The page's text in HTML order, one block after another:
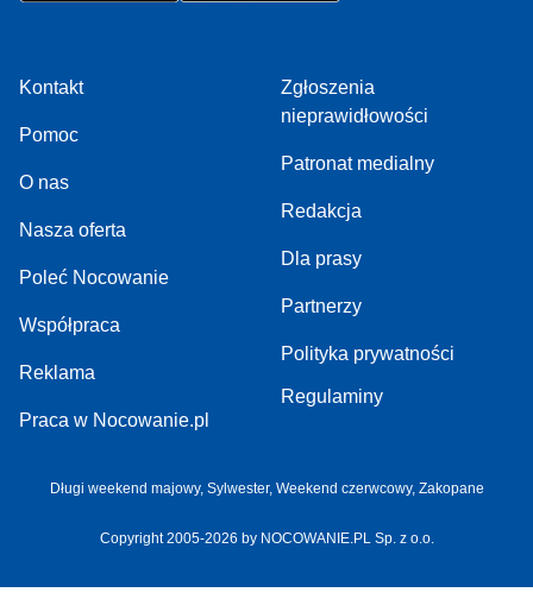
Kontakt
Pomoc
O nas
Nasza oferta
Poleć Nocowanie
Współpraca
Reklama
Praca w Nocowanie.pl
Zgłoszenia
nieprawidłowości
Patronat medialny
Redakcja
Dla prasy
Partnerzy
Polityka prywatności
Regulaminy
Długi weekend majowy, Sylwester, Weekend czerwcowy, Zakopane
Copyright 2005-2026 by NOCOWANIE.PL Sp. z o.o.